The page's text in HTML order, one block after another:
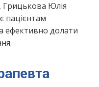
Грицькова Юлія
пацієнтам
ефективно долати